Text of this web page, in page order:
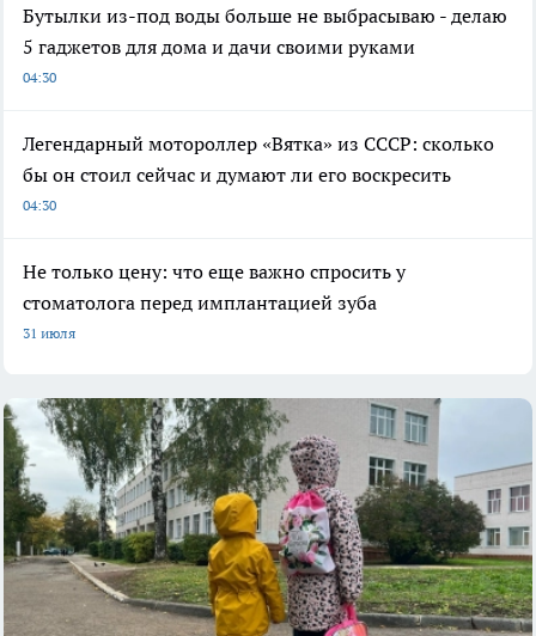
Бутылки из-под воды больше не выбрасываю - делаю
5 гаджетов для дома и дачи своими руками
04:30
Легендарный мотороллер «Вятка» из СССР: сколько
бы он стоил сейчас и думают ли его воскресить
04:30
Не только цену: что еще важно спросить у
стоматолога перед имплантацией зуба
31 июля